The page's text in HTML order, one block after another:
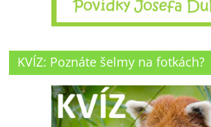
KVÍZ: Poznáte šelmy na fotkách?